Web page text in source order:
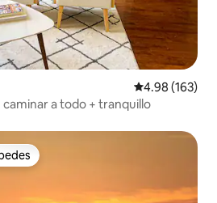
Calificación
4.98 (163)
a todo + tranquillo
preferido